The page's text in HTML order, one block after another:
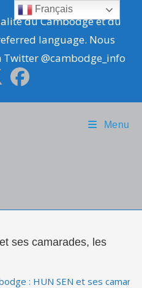
du Cambodge et du
language. Nous
@cambodge_info
Menu
ses camarades, les
: HUN SEN et ses
Français